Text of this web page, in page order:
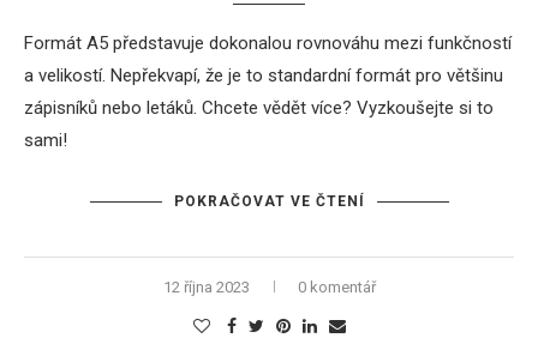
Formát A5 představuje dokonalou rovnováhu mezi funkčností
a velikostí. Nepřekvapí, že je to standardní formát pro většinu
zápisníků nebo letáků. Chcete vědět více? Vyzkoušejte si to
sami!
POKRAČOVAT VE ČTENÍ
12 října 2023 0 komentář